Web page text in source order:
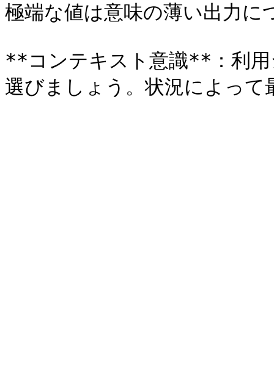
極端な値は意味の薄い出力に
**コンテキスト意識**：利用